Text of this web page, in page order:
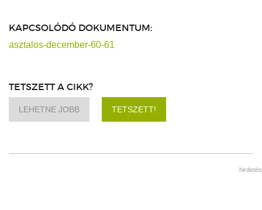
KAPCSOLÓDÓ DOKUMENTUM:
asztalos-december-60-61
TETSZETT A CIKK?
LEHETNE JOBB TETSZETT!
hirdetés